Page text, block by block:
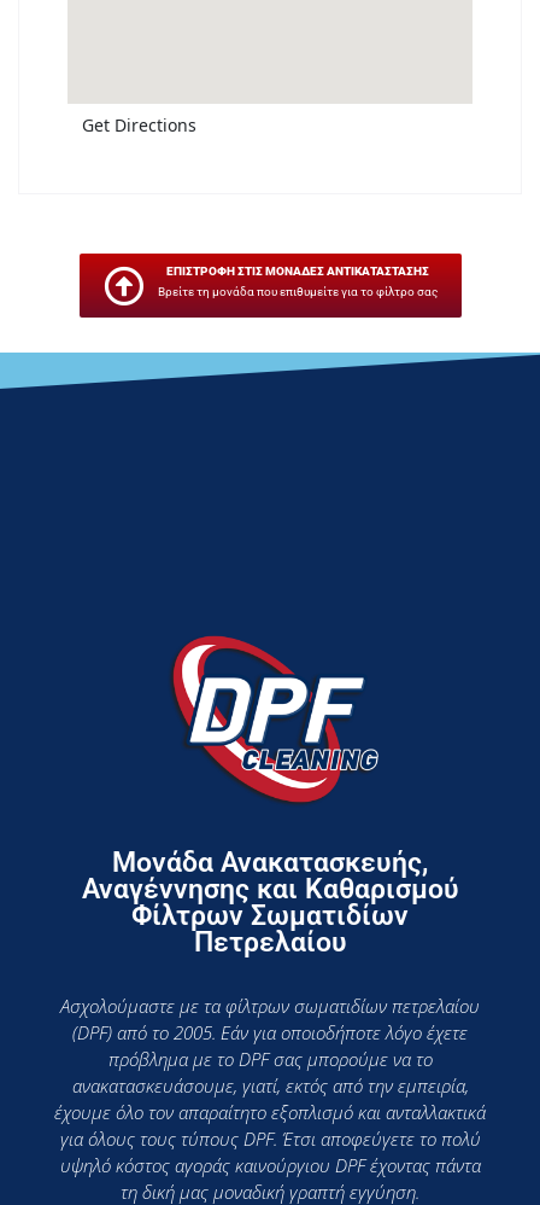
Get Directions
ΕΠΙΣΤΡΟΦΗ ΣΤΙΣ ΜΟΝΑΔΕΣ ΑΝΤΙΚΑΤΑΣΤΑΣΗΣ
Βρείτε τη μονάδα που επιθυμείτε για το φίλτρο σας
Μονάδα Ανακατασκευής,
Αναγέννησης και Καθαρισμού
Φίλτρων Σωματιδίων
Πετρελαίου
Ασχολούμαστε με τα φίλτρων σωματιδίων πετρελαίου
(DPF) από το 2005. Εάν για οποιοδήποτε λόγο έχετε
πρόβλημα με το DPF σας μπορούμε να το
ανακατασκευάσουμε, γιατί, εκτός από την εμπειρία,
έχουμε όλο τον απαραίτητο εξοπλισμό και ανταλλακτικά
για όλους τους τύπους DPF. Έτσι αποφεύγετε το πολύ
υψηλό κόστος αγοράς καινούργιου DPF έχοντας πάντα
τη δική μας μοναδική γραπτή εγγύηση.